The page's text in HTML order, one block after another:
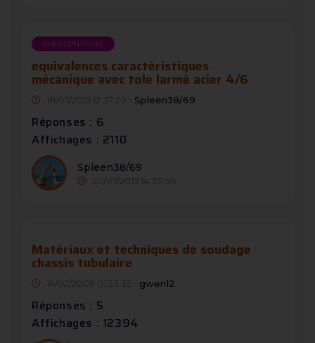
QUESTION POSÉE
equivalences caractéristiques
mécanique avec tole larmé acier 4/6
18/07/2015 12:37:20 - Spleen38/69
Réponses : 6
Affichages : 2110
Spleen38/69
20/07/2015 14:30:56
Matériaux et techniques de soudage
chassis tubulaire
14/02/2009 01:23:35 - gwen12
Réponses : 5
Affichages : 12394